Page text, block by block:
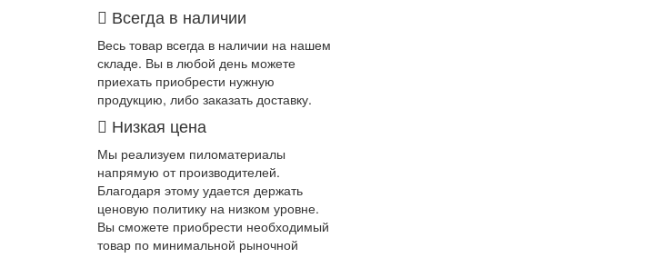
Всегда в наличии
Весь товар всегда в наличии на нашем
складе. Вы в любой день можете
приехать приобрести нужную
продукцию, либо заказать доставку.
Низкая цена
Мы реализуем пиломатериалы
напрямую от производителей.
Благодаря этому удается держать
ценовую политику на низком уровне.
Вы сможете приобрести необходимый
товар по минимальной рыночной